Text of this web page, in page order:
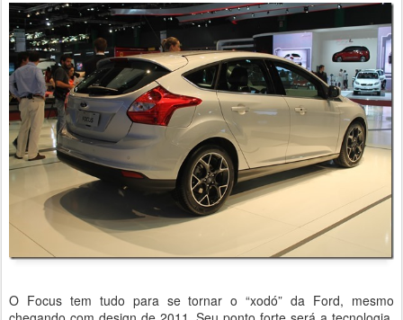
O Focus tem tudo para se tornar o “xodó” da Ford, mesmo